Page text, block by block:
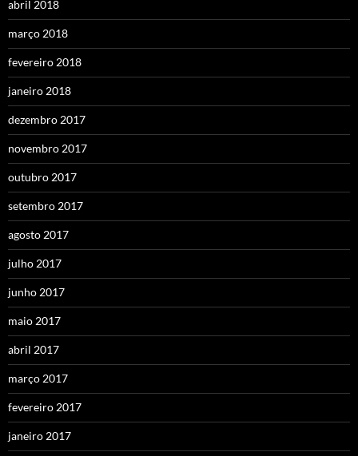
abril 2018
março 2018
fevereiro 2018
janeiro 2018
dezembro 2017
novembro 2017
outubro 2017
setembro 2017
agosto 2017
julho 2017
junho 2017
maio 2017
abril 2017
março 2017
fevereiro 2017
janeiro 2017